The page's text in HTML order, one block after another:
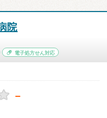
院
電子処方せん対応
－